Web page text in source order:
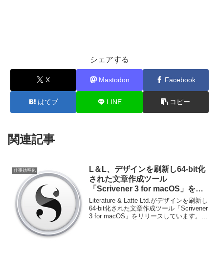
シェアする
X Mastodon Facebook
はてブ LINE コピー
関連記事
仕事効率化
L＆L、デザインを刷新し64-bit化
された文章作成ツール
「Scrivener 3 for macOS」をリ
リース。
Literature & Latte Ltd.がデザインを刷新し
64-bit化された文章作成ツール「Scrivener
3 for macOS」をリリースしています。詳